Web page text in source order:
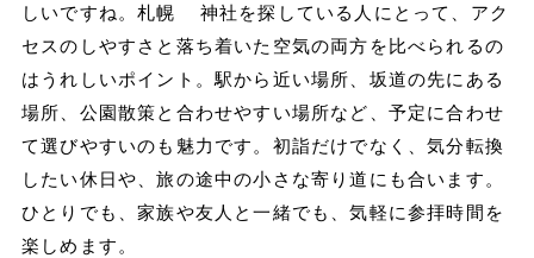
しいですね。札幌 神社を探している人にとって、アク
セスのしやすさと落ち着いた空気の両方を比べられるの
はうれしいポイント。駅から近い場所、坂道の先にある
場所、公園散策と合わせやすい場所など、予定に合わせ
て選びやすいのも魅力です。初詣だけでなく、気分転換
したい休日や、旅の途中の小さな寄り道にも合います。
ひとりでも、家族や友人と一緒でも、気軽に参拝時間を
楽しめます。